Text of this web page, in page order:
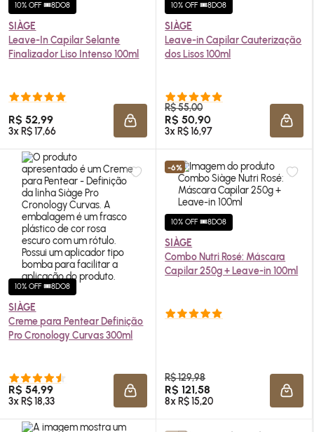
10% OFF 🎟️8DO8
SIÀGE
Leave-In Capilar Selante
Finalizador Liso Intenso 100ml
R$ 52,99
3x R$ 17,66 ADICIONAR À SACOLA
10% OFF 🎟️8DO8
SIÀGE
Leave-in Capilar Cauterização
dos Lisos 100ml
R$ 55,00
R$ 50,90
3x R$ 16,97
10% OFF 🎟️8DO8
SIÀGE
Creme para Pentear Definição
Pro Cronology Curvas 300ml
R$ 54,99
3x R$ 18,33 ADICIONAR À SACOLA
-6%
10% OFF 🎟️8DO8
SIÀGE
Combo Nutri Rosé: Máscara
Capilar 250g + Leave-in 100ml
R$ 129,98
R$ 121,58
8x R$ 15,20